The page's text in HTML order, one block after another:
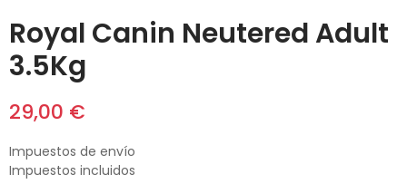
Royal Canin Neutered Adult
3.5Kg
29,00 €
Impuestos de envío
Impuestos incluidos